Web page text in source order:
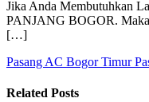
Jika Anda Membutuhkan
PANJANG BOGOR.
[…]
Pasang AC Bogor Timur
Related Posts